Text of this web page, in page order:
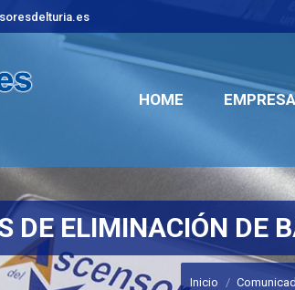
HOME EMPRESA
DE ELIMINACIÓN DE
Estás aquí:
Inicio
HOME